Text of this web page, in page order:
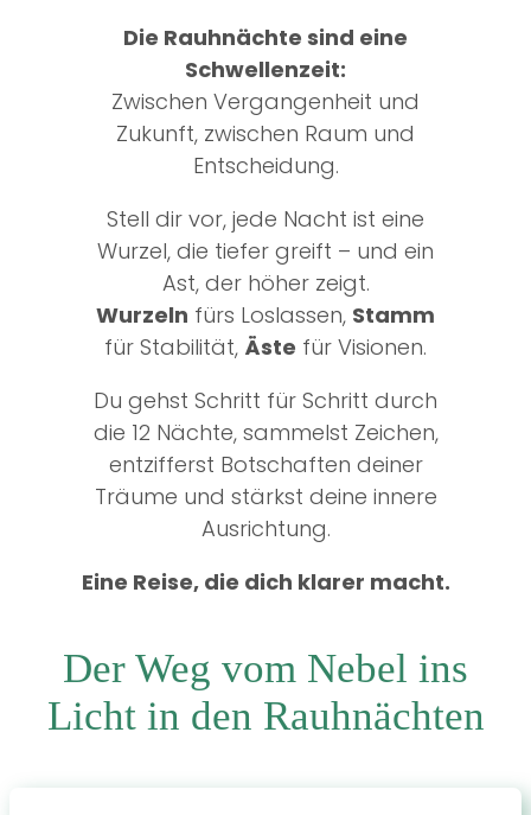
Die Rauhnächte sind eine
Schwellenzeit:
Zwischen Vergangenheit und
Zukunft, zwischen Raum und
Entscheidung.
Stell dir vor, jede Nacht ist eine
Wurzel, die tiefer greift – und ein
Ast, der höher zeigt.
Wurzeln fürs Loslassen, Stamm
für Stabilität, Äste für Visionen.
Du gehst Schritt für Schritt durch
die 12 Nächte, sammelst Zeichen,
entzifferst Botschaften deiner
Träume und stärkst deine innere
Ausrichtung.
Eine Reise, die dich klarer macht.
Der Weg vom Nebel ins
Licht in den Rauhnächten